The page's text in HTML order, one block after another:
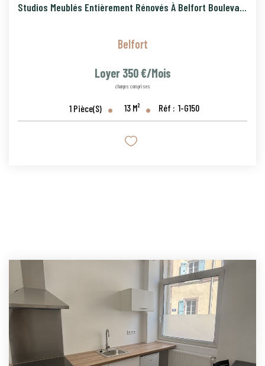
Studios Meublés Entièrement Rénovés À Belfort Boulevard A
Belfort
Loyer 350 €/mois
charges comprises
1 Pièce(s) 13 M² Réf : 1-G150